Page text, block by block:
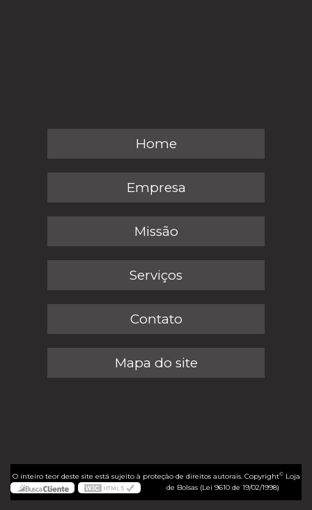
Home
Empresa
Missão
Serviços
Contato
Mapa do site
O inteiro teor deste site está sujeito à proteção de direitos autorais. Copyright©Loja
de Bolsas (Lei 9610 de 19/02/1998)